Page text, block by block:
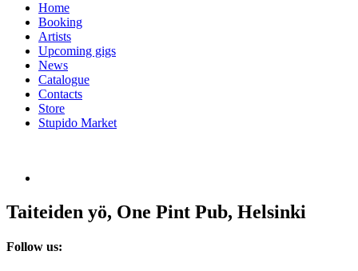
Home
Booking
Artists
Upcoming gigs
News
Catalogue
Contacts
Store
Stupido Market
Taiteiden yö, One Pint Pub, Helsinki
Follow us: